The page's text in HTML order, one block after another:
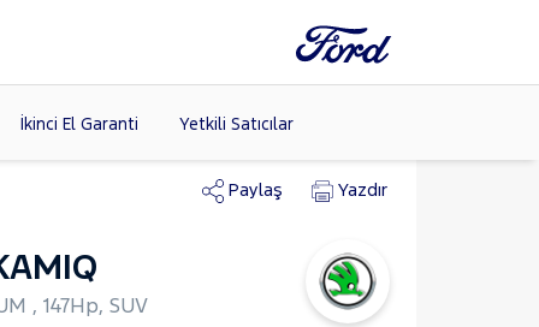
İkinci El Garanti Yetkili Satıcılar
Paylaş Yazdır
, 147Hp, SUV